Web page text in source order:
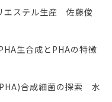
エステル生産 佐藤俊
生合成とPHAの特徴
合成細菌の探索 水